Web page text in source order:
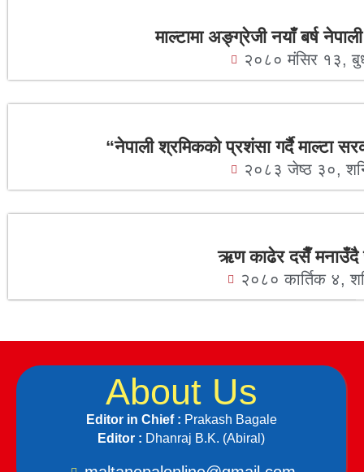
माल्टामा अङ्ग्रेजी नयाँ बर्ष
२०८० मंसिर १३,
“नेपाली श्रमिकको प्रशंसा गर्दै माल्टा
२०८३ जेष्ठ ३०,
ऋण काढेर दसैँ मनाउँदै
२०८० कार्तिक ४,
About Us
Editor in Chief : Prakash Bagale
Editor : Dhanraj B.K. (Abiral)